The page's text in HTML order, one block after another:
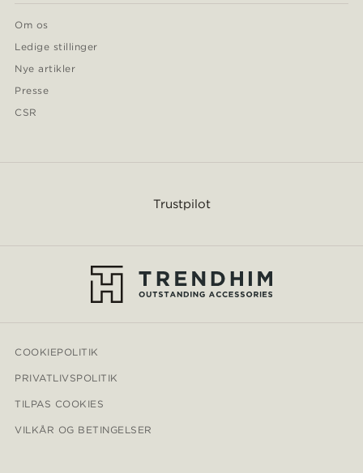
Om os
Ledige stillinger
Nye artikler
Presse
CSR
Trustpilot
COOKIEPOLITIK
PRIVATLIVSPOLITIK
TILPAS COOKIES
VILKÅR OG BETINGELSER